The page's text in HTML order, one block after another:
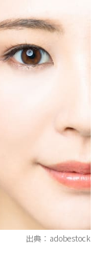
出典：adobestock